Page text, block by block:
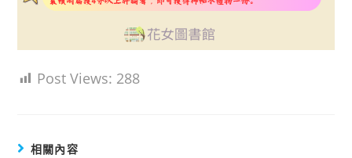
Post Views: 288
相關內容